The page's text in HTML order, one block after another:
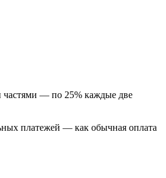
частями — по 25% каждые две
платежей — как обычная оплата